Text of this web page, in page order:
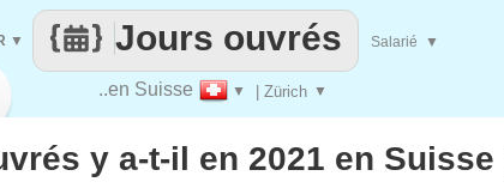
..en Suisse ▼ | Zürich ▼
Jours ouvrés
▼ Salarié ▼
y a-t-il en 2021 en Suisse